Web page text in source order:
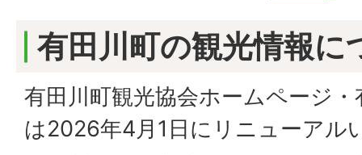
有田川町の観光情報に
有田川町観光協会ホームページ
は2026年4月1日にリニューアル